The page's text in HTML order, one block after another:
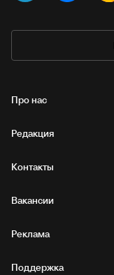
Про нас
Редакция
Контакты
Вакансии
Реклама
Поддержка